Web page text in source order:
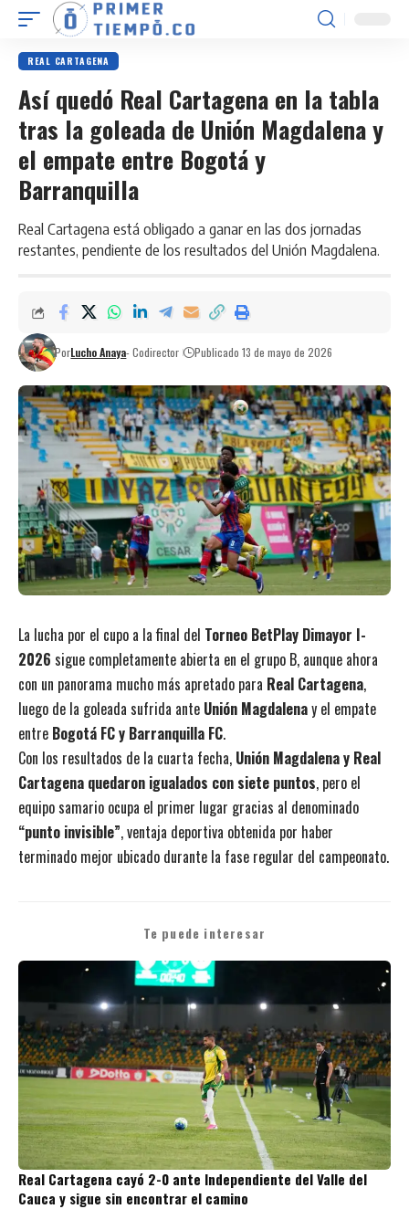
REAL CARTAGENA
Así quedó Real Cartagena en la tabla
tras la goleada de Unión Magdalena y
el empate entre Bogotá y
Barranquilla
Real Cartagena está obligado a ganar en las dos jornadas
restantes, pendiente de los resultados del Unión Magdalena.
PorLucho Anaya- Codirector Publicado 13 de mayo de 2026
La lucha por el cupo a la final del Torneo BetPlay Dimayor I-
2026 sigue completamente abierta en el grupo B, aunque ahora
con un panorama mucho más apretado para Real Cartagena,
luego de la goleada sufrida ante Unión Magdalenay el empate
entre Bogotá FC y Barranquilla FC.
Con los resultados de la cuarta fecha, Unión Magdalena y Real
Cartagena quedaron igualados con siete puntos, pero el
equipo samario ocupa el primer lugar gracias al denominado
“punto invisible”, ventaja deportiva obtenida por haber
terminado mejor ubicado durante la fase regular del campeonato.
Te puede interesar
Real Cartagena cayó 2-0 ante Independiente del Valle del
Cauca y sigue sin encontrar el camino